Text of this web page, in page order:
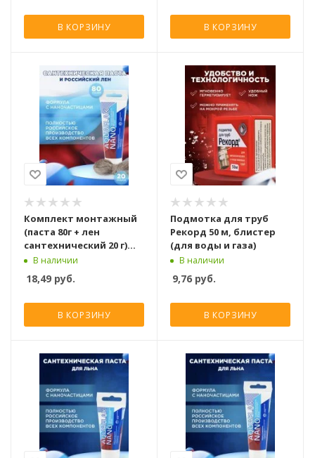
В КОРЗИНУ В КОРЗИНУ
Комплект монтажный
(паста 80г + лен
сантехнический 20 г)
Aquaflax nano, 61005
В наличии
18,49 руб.
В КОРЗИНУ
Подмотка для труб
Рекорд 50 м, блистер
(для воды и газа)
В наличии
9,76 руб.
В КОРЗИНУ